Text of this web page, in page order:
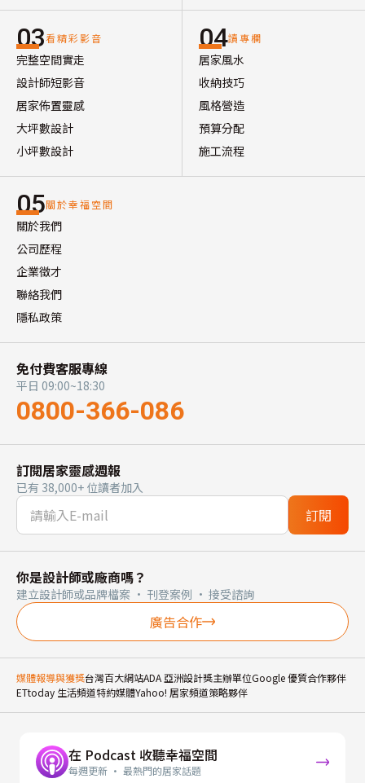
03看精彩影音
完整空間實走
設計師短影音
居家佈置靈感
大坪數設計
小坪數設計
04讀專欄
居家風水
收納技巧
風格營造
預算分配
施工流程
05關於幸福空間
關於我們
公司歷程
企業徵才
聯絡我們
隱私政策
免付費客服專線
平日 09:00~18:30
0800-366-086
訂閱居家靈感週報
已有 38,000+ 位讀者加入
訂閱
你是設計師或廠商嗎？
建立設計師或品牌檔案 · 刊登案例 · 接受諮詢
廣告合作
媒體報導與獲獎台灣百大網站ADA 亞洲設計獎主辦單位Google 優質合作夥伴
ETtoday 生活頻道特約媒體Yahoo! 居家頻道策略夥伴
在 Podcast 收聽幸福空間
每週更新 · 最熱門的居家話題